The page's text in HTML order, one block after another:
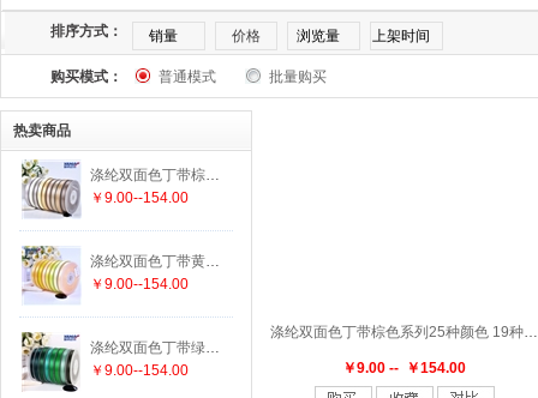
115 123 141 146 148 149 150
169 174 175 176
447
552 556 563 564 565 566
排序方式： 销量 价格 浏览量 上架时间
购买模式： 普通模式 批量购买
涤纶双面色丁带棕色系列25种颜色 19种尺寸
￥9.00 -- ￥154.00
热卖商品
涤纶双面色丁带棕色系列25种颜色 19种尺寸
￥9.00--154.00
涤纶双面色丁带黄色系列29种颜色 19种尺寸
￥9.00--154.00
涤纶双面色丁带绿色系列29种颜色 19种尺寸
￥9.00--154.00